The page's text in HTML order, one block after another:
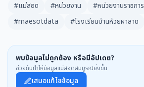
#แม่สอด #หน่วยงาน #หน่วยงานราชการ
#maesotdata
#โรงเรียนบ้านห้วยผาลาด
พบข้อมูลไม่ถูกต้อง หรือมีอัปเดต?
ช่วยกันทำให้ข้อมูลแม่สอดสมบูรณ์ยิ่งขึ้น
เสนอแก้ไขข้อมูล